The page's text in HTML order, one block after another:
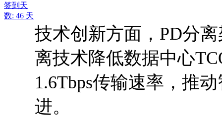
签到天
数: 46 天
技术创新方面，PD分
离技术降低数据中心
1.6Tbps传输速率，推
进。